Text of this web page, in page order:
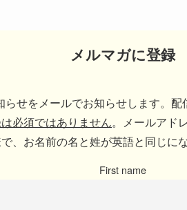
メルマガに登録
せをメールでお知らせします。配
必須ではありません。メールアド
、お名前の名と姓が英語と同じに
First name